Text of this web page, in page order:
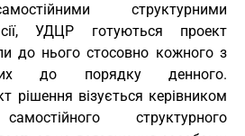
структурними
УДЦР готуються проект
до нього стосовно кожного з
до порядку денного.
рішення візується керівником
структурного